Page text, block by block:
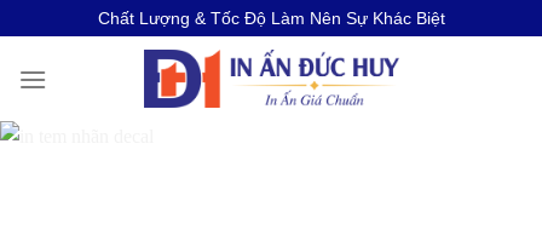
content
Chất Lượng & Tốc Độ Làm Nên Sự Khác Biệt